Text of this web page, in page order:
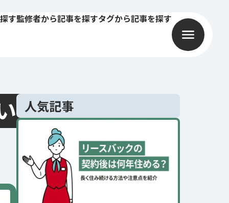
す監修者から記事を探すタグから記事を探す
人気記事